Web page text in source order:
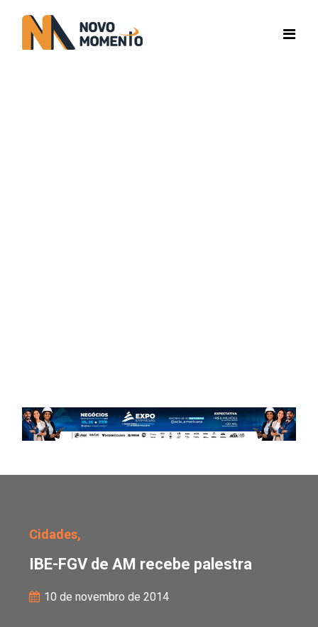
Cidades,
IBE-FGV de AM recebe palestra
10 de novembro de 2014